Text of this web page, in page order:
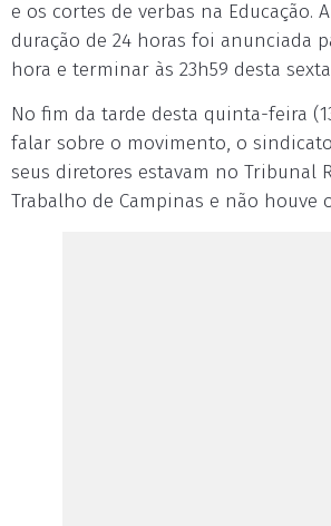
e os cortes de verbas na Educação.
duração de 24 horas foi anunciada
hora e terminar às 23h59 desta
No fim da tarde desta quinta-feira
falar sobre o movimento, o
seus diretores estavam no Tribunal
Trabalho de Campinas e não houve